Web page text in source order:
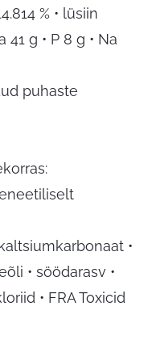
% • lüsiin
41 g • P 8 g • Na
puhaste
•
• söödarasv •
• FRA Toxicid